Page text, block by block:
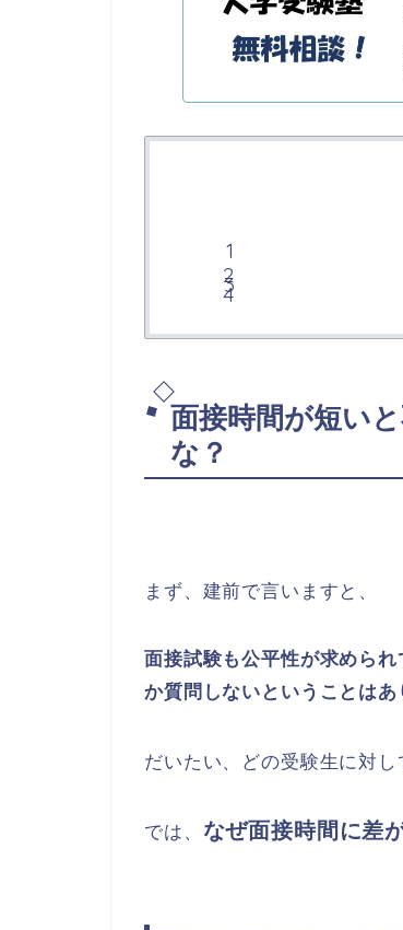
面接時間が短い
な？
まず、建前で言いますと、
面接試験も公平性が求めら
か質問しないということはあ
だいたい、どの受験生に対し
では、 なぜ面接時間に差